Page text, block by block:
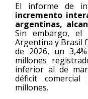
El informe de
incremento
argentinas,
Sin embargo, el
Argentina y Brasil
de 2026, un
millones
inferior al de
déficit
millones.